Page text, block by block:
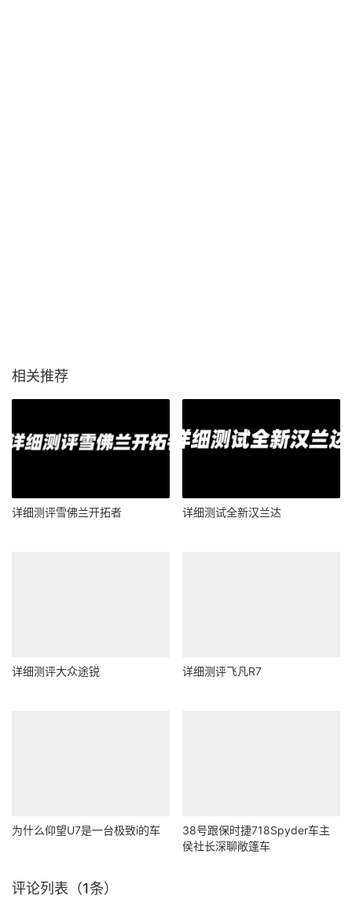
相关推荐
详细测评雪佛兰开拓者 详细测试全新汉兰达
详细测评大众途锐 详细测评飞凡R7
为什么仰望U7是一台极致i的车
38号跟保时捷718Spyder车主
侯社长深聊敞篷车
评论列表（1条）